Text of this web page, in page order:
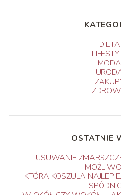
DIETA
MODA
OSTATNIE
USUWANIE
KTÓRA KOSZULA